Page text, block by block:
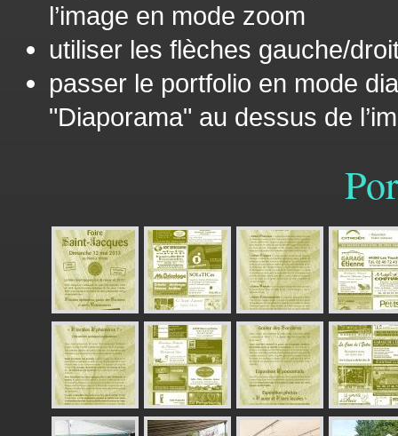
l’image en mode zoom
utiliser les flèches gauche/
passer le portfolio en mode
"Diaporama" au dessus de